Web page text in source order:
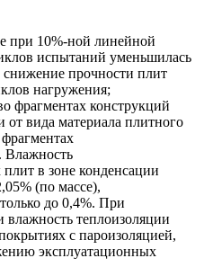
при 10%-ной линейной
испытаний уменьшилась
прочности плит
нагружения;
фрагментах конструкций
от вида материала плитного
Влажность
в зоне конденсации
(по массе),
до 0,4%. При
влажность теплоизоляции
с пароизоляцией,
эксплуатационных